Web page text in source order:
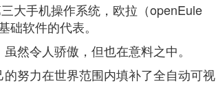
大手机操作系统，欧拉（openEule
软件的代表。
然令人骄傲，但也在意料之中。
努力在世界范围内填补了全自动可视